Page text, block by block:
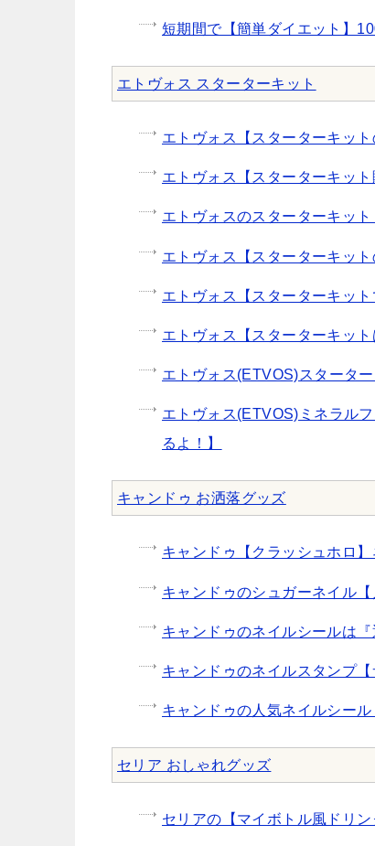
短期間で【簡単ダイエット】
エトヴォス スターターキット
エトヴォス【スターターキッ
エトヴォス【スターターキッ
エトヴォスのスターターキッ
エトヴォス【スターターキッ
エトヴォス【スターターキッ
エトヴォス【スターターキッ
エトヴォス(ETVOS)スタータ
エトヴォス(ETVOS)ミネラル
るよ！】
キャンドゥ お洒落グッズ
キャンドゥ【クラッシュホロ
キャンドゥのシュガーネイル
キャンドゥのネイルシールは
キャンドゥのネイルスタンプ
キャンドゥの人気ネイルシー
セリア おしゃれグッズ
セリアの【マイボトル風ドリ